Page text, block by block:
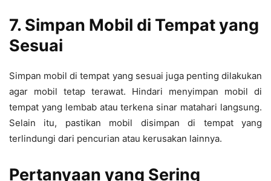
7. Simpan Mobil di Tempat yang
Sesuai
Simpan mobil di tempat yang sesuai juga penting dilakukan
agar mobil tetap terawat. Hindari menyimpan mobil di
tempat yang lembab atau terkena sinar matahari langsung.
Selain itu, pastikan mobil disimpan di tempat yang
terlindungi dari pencurian atau kerusakan lainnya.
Pertanyaan yang Sering